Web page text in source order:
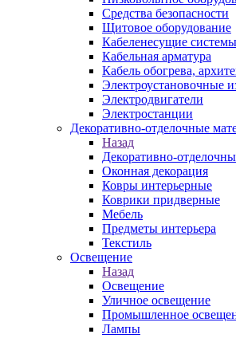
Средства безопасности
Щитовое оборудование
Кабеленесущие системы
Кабельная арматура
Кабель обогрева,
Электроустановочные
Электродвигатели
Электростанции
Декоративно-отделочные
Назад
Декоративно-
Оконная декорация
Ковры интерьерные
Коврики придверные
Мебель
Предметы интерьера
Текстиль
Освещение
Назад
Освещение
Уличное освещение
Промышленное
Лампы